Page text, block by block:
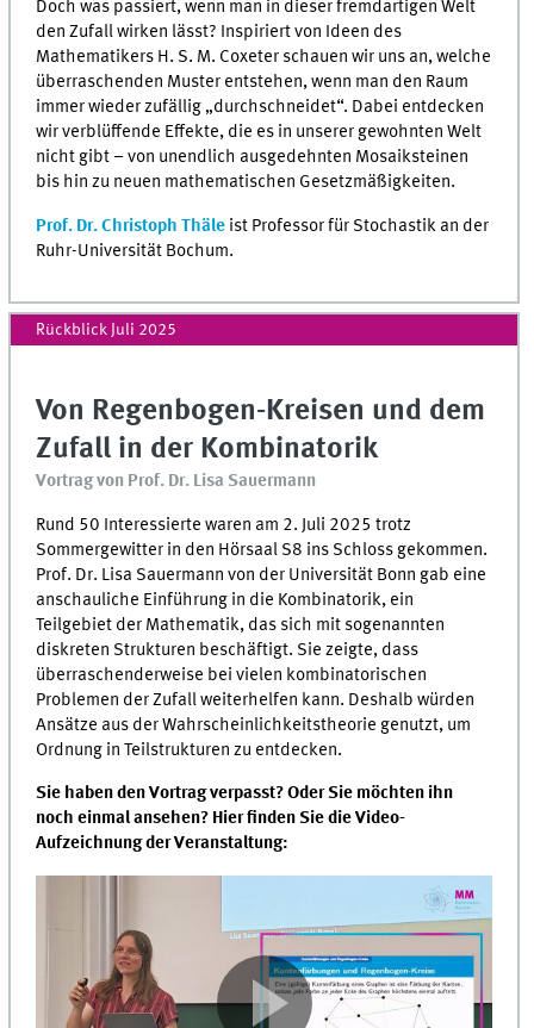
Doch was passiert, wenn man in dieser fremdartigen Welt
den Zufall wirken lässt? Inspiriert von Ideen des
Mathematikers H. S. M. Coxeter schauen wir uns an, welche
überraschenden Muster entstehen, wenn man den Raum
immer wieder zufällig „durchschneidet“. Dabei entdecken
wir verblüffende Effekte, die es in unserer gewohnten Welt
nicht gibt – von unendlich ausgedehnten Mosaiksteinen
bis hin zu neuen mathematischen Gesetzmäßigkeiten.
Prof. Dr. Christoph Thäle ist Professor für Stochastik an der
Ruhr-Universität Bochum.
Rückblick Juli 2025
Von Regenbogen-Kreisen und dem
Zufall in der Kombinatorik
Vortrag von Prof. Dr. Lisa Sauermann
Rund 50 Interessierte waren am 2. Juli 2025 trotz
Sommergewitter in den Hörsaal S8 ins Schloss gekommen.
Prof. Dr. Lisa Sauermann von der Universität Bonn gab eine
anschauliche Einführung in die Kombinatorik, ein
Teilgebiet der Mathematik, das sich mit sogenannten
diskreten Strukturen beschäftigt. Sie zeigte, dass
überraschenderweise bei vielen kombinatorischen
Problemen der Zufall weiterhelfen kann. Deshalb würden
Ansätze aus der Wahrscheinlichkeitstheorie genutzt, um
Ordnung in Teilstrukturen zu entdecken.
Sie haben den Vortrag verpasst? Oder Sie möchten ihn
noch einmal ansehen? Hier finden Sie die Video-
Aufzeichnung der Veranstaltung: